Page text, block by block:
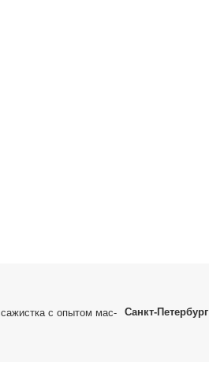
с опы­том мас­
Санкт-Петербург